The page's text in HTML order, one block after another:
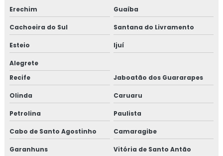
Erechim Guaíba
Cachoeira do Sul Santana do Livramento
Esteio Ijuí
Alegrete
Recife
Jaboatão dos Guararapes
Olinda Caruaru
Petrolina Paulista
Cabo de Santo Agostinho Camaragibe
Garanhuns Vitória de Santo Antão